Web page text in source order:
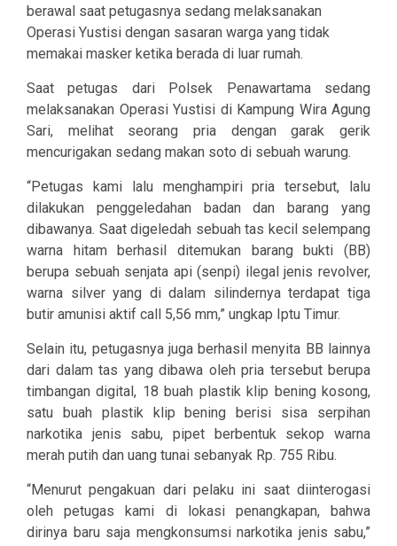
berawal saat petugasnya sedang melaksanakan
Operasi Yustisi dengan sasaran warga yang tidak
memakai masker ketika berada di luar rumah.
Saat petugas dari Polsek Penawartama sedang
melaksanakan Operasi Yustisi di Kampung Wira Agung
Sari, melihat seorang pria dengan garak gerik
mencurigakan sedang makan soto di sebuah warung.
“Petugas kami lalu menghampiri pria tersebut, lalu
dilakukan penggeledahan badan dan barang yang
dibawanya. Saat digeledah sebuah tas kecil selempang
warna hitam berhasil ditemukan barang bukti (BB)
berupa sebuah senjata api (senpi) ilegal jenis revolver,
warna silver yang di dalam silindernya terdapat tiga
butir amunisi aktif call 5,56 mm,” ungkap Iptu Timur.
Selain itu, petugasnya juga berhasil menyita BB lainnya
dari dalam tas yang dibawa oleh pria tersebut berupa
timbangan digital, 18 buah plastik klip bening kosong,
satu buah plastik klip bening berisi sisa serpihan
narkotika jenis sabu, pipet berbentuk sekop warna
merah putih dan uang tunai sebanyak Rp. 755 Ribu.
“Menurut pengakuan dari pelaku ini saat diinterogasi
oleh petugas kami di lokasi penangkapan, bahwa
dirinya baru saja mengkonsumsi narkotika jenis sabu,”